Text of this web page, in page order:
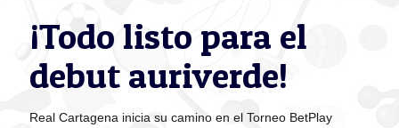
¡Todo listo para el
debut auriverde!
Real Cartagena inicia su camino en el Torneo BetPlay